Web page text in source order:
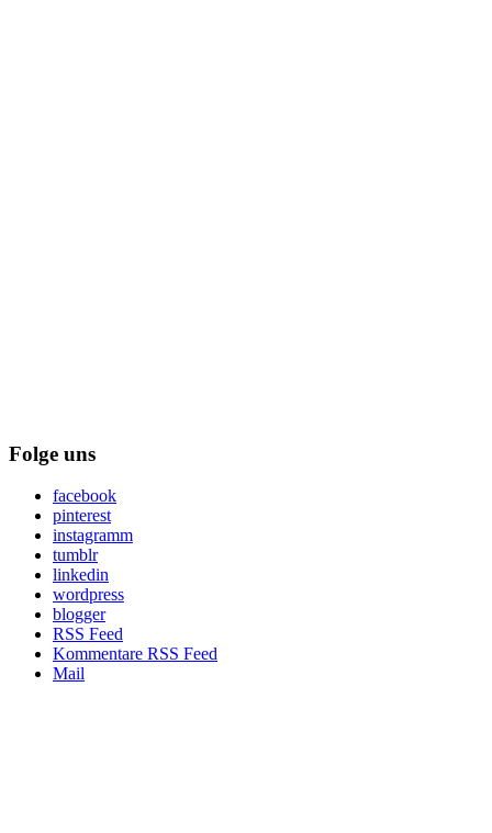
Folge uns
facebook
pinterest
instagramm
tumblr
linkedin
wordpress
blogger
RSS Feed
Kommentare RSS Feed
Mail